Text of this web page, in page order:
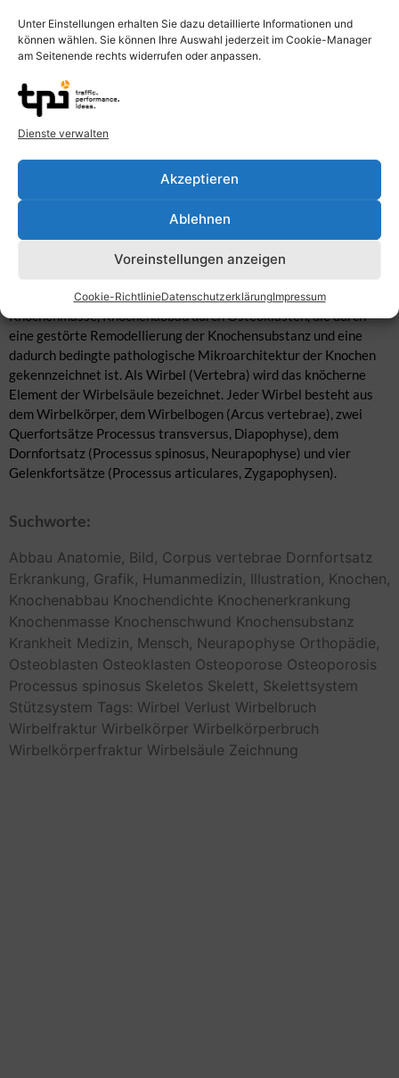
Unter Einstellungen erhalten Sie dazu detaillierte Informationen und
können wählen. Sie können Ihre Auswahl jederzeit im Cookie-Manager
am Seitenende rechts widerrufen oder anpassen.
Dienste verwalten
Akzeptieren
Ablehnen
Voreinstellungen anzeigen
Cookie-RichtlinieDatenschutzerklärungImpressum
Beschreibung
Veränderungen der Wirbel bei Osteoporose bis zum Wirbelbruch
(Wirbelfraktur, Wirbelkörperfraktur, Wirbelkörperbruch). Als
eine das Skelettsystem betreffende Erkrankung, Verlust an
Knochenmasse, Knochenabbau durch Osteoklasten, die durch
eine gestörte Remodellierung der Knochensubstanz und eine
dadurch bedingte pathologische Mikroarchitektur der Knochen
gekennzeichnet ist. Als Wirbel (Vertebra) wird das knöcherne
Element der Wirbelsäule bezeichnet. Jeder Wirbel besteht aus
dem Wirbelkörper, dem Wirbelbogen (Arcus vertebrae), zwei
Querfortsätze Processus transversus, Diapophyse), dem
Dornfortsatz (Processus spinosus, Neurapophyse) und vier
Gelenkfortsätze (Processus articulares, Zygapophysen).
Suchworte:
Abbau Anatomie, Bild, Corpus vertebrae Dornfortsatz
Erkrankung, Grafik, Humanmedizin, Illustration, Knochen,
Knochenabbau Knochendichte Knochenerkrankung
Knochenmasse Knochenschwund Knochensubstanz
Krankheit Medizin, Mensch, Neurapophyse Orthopädie,
Osteoblasten Osteoklasten Osteoporose Osteoporosis
Processus spinosus Skeletos Skelett, Skelettsystem
Stützsystem Tags: Wirbel Verlust Wirbelbruch
Wirbelfraktur Wirbelkörper Wirbelkörperbruch
Wirbelkörperfraktur Wirbelsäule Zeichnung